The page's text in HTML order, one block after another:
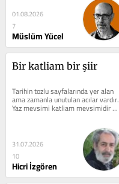
01.08.2026
7
Müslüm Yücel
Bir katliam bir şiir
Tarihin tozlu sayfalarında yer alan
ama zamanla unutulan acılar vardır.
Yaz mevsimi katliam mevsimidir
31.07.2026
10
Hicri İzgören